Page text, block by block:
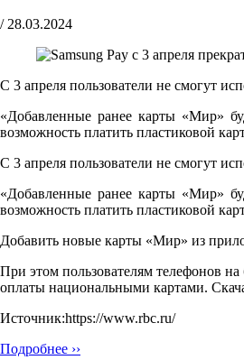
/ 28.03.2024
С 3 апреля пользователи не смогут
«Добавленные ранее карты «Мир»
возможность платить пластиковой
С 3 апреля пользователи не смогут
«Добавленные ранее карты «Мир»
возможность платить пластиковой
Добавить новые карты «Мир» из
При этом пользователям телефонов
оплаты национальными картами.
Источник:https://www.rbc.ru/
Подробнее ››